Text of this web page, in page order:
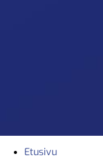
Etusivu